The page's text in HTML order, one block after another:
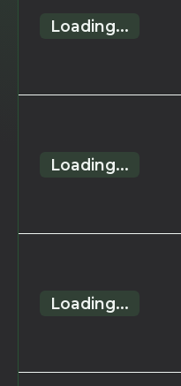
Loading...
Loading...
Loading...